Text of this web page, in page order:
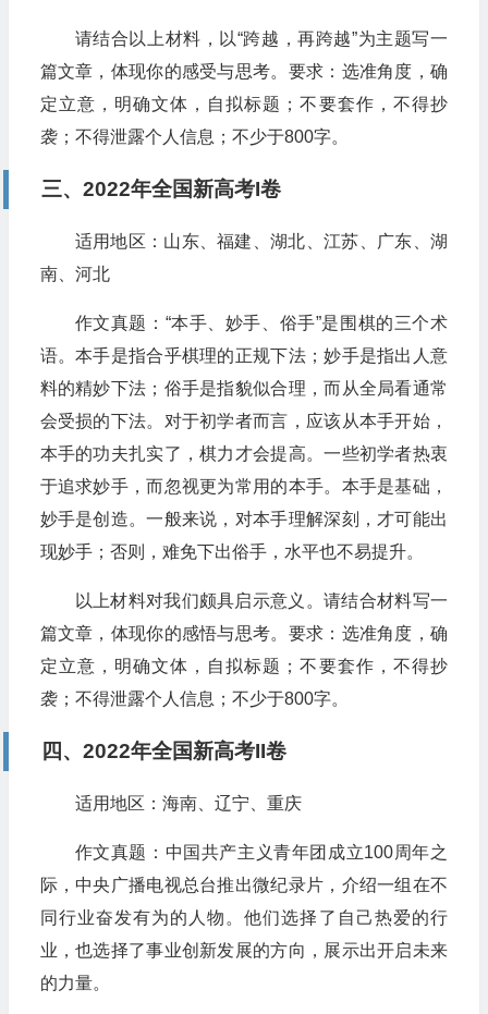
请结合以上材料，以“跨越，再跨越”为主题写一
篇文章，体现你的感受与思考。要求：选准角度，确
定立意，明确文体，自拟标题；不要套作，不得抄
袭；不得泄露个人信息；不少于800字。
三、2022年全国新高考I卷
适用地区：山东、福建、湖北、江苏、广东、湖
南、河北
作文真题：“本手、妙手、俗手”是围棋的三个术
语。本手是指合乎棋理的正规下法；妙手是指出人意
料的精妙下法；俗手是指貌似合理，而从全局看通常
会受损的下法。对于初学者而言，应该从本手开始，
本手的功夫扎实了，棋力才会提高。一些初学者热衷
于追求妙手，而忽视更为常用的本手。本手是基础，
妙手是创造。一般来说，对本手理解深刻，才可能出
现妙手；否则，难免下出俗手，水平也不易提升。
以上材料对我们颇具启示意义。请结合材料写一
篇文章，体现你的感悟与思考。要求：选准角度，确
定立意，明确文体，自拟标题；不要套作，不得抄
袭；不得泄露个人信息；不少于800字。
四、2022年全国新高考II卷
适用地区：海南、辽宁、重庆
作文真题：中国共产主义青年团成立100周年之
际，中央广播电视总台推出微纪录片，介绍一组在不
同行业奋发有为的人物。他们选择了自己热爱的行
业，也选择了事业创新发展的方向，展示出开启未来
的力量。